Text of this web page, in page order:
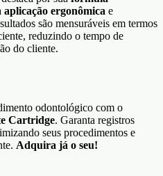
aplicação ergonômica e
são mensuráveis em termos
reduzindo o tempo de
do cliente.
odontológico com o
Cartridge. Garanta registros
seus procedimentos e
Adquira já o seu!